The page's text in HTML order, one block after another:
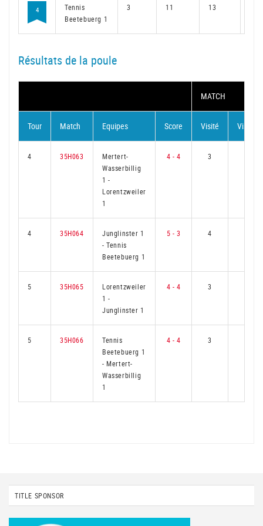
4
Tennis
Beetebuerg 1
3 11 13
Résultats de la poule
MATCH
Tour Match Equipes Score Visité Visiteur
4 35H063
Mertert-
Wasserbillig
1-
Lorentzweiler
1
4 - 4 3
4 35H064
Junglinster 1
-Tennis
Beetebuerg 1
5 - 3 4
5 35H065
Lorentzweiler
1-
Junglinster 1
4 - 4 3
5 35H066
Tennis
Beetebuerg 1
- Mertert-
Wasserbillig
1
4 - 4 3
TITLE SPONSOR